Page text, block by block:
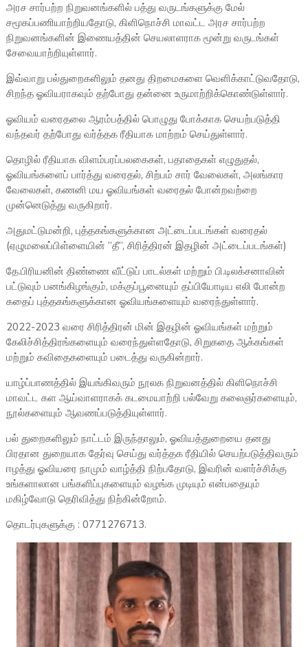
அரச சார்பற்ற நிறுவனங்களில் பத்து வருடங்களுக்கு மேல்
சமூகப்பணியாற்றியதோடு, கிளிநொச்சி மாவட்ட அரச சார்பற்ற
நிறுவனங்களின் இணையத்தின் செயலாளராக மூன்று வருடங்கள்
சேவையாற்றியுள்ளார்.
இவ்வாறு பல்துறைகளிலும் தனது திறமைகளை வெளிக்காட்டுவதோடு,
சிறந்த ஓவியராகவும் தற்போது தன்னை உருமாற்றிக்கொண்டுள்ளார்.
ஓவியம் வரைதலை ஆரம்பத்தில் பொழுது போக்காக செயற்படுத்தி
வந்தவர் தற்போது வர்த்தக ரீதியாக மாற்றம் செய்துள்ளார்.
தொழில் ரீதியாக விளம்பரப்பலகைகள், பதாதைகள் எழுதுதல்,
ஓவியங்களைப் பார்த்து வரைதல், சிற்பம் சார் வேலைகள், அலங்கார
வேலைகள், கணனி மய ஓவியங்கள் வரைதல் போன்றவற்றை
முன்னெடுத்து வருகிறார்.
அதுமட்டுமன்றி, புத்தகங்களுக்கான அட்டைப்படங்கள் வரைதல்
(ஏழுமலைப்பிள்ளையின் ”தீ”, சிரித்திரன் இதழின் அட்டைப்படங்கள்)
தே.பிரியனின் திண்ணை வீட்டுப் பாடல்கள் மற்றும் பி.டிலக்சனாவின்
பட்டுவும் பனங்கிழங்கும், மக்குப்பூனையும் தப்பியோடிய எலி போன்ற
கதைப் புத்தகங்களுக்கான ஓவியங்களையும் வரைந்துள்ளார்.
2022-2023 வரை சிரித்திரன் மின் இதழின் ஓவியங்கள் மற்றும்
கேலிச்சித்திரங்களையும் வரைந்துள்ளதோடு, சிறுகதை ஆக்கங்கள்
மற்றும் கவிதைகளையும் படைத்து வருகின்றார்.
யாழ்ப்பாணத்தில் இயங்கிவரும் நூலக நிறுவனத்தில் கிளிநொச்சி
மாவட்ட கள ஆய்வாளராகக் கடமையாற்றி பல்வேறு கலைஞர்களையும்,
நூல்களையும் ஆவணப்படுத்தியுள்ளார்.
பல் துறைகளிலும் நாட்டம் இருந்தாலும், ஓவியத்துறையை தனது
பிரதான துறையாக தேர்வு செய்து வர்த்தக ரீதியில் செயற்படுத்திவரும்
ஈழத்து ஓவியரை நாமும் வாழ்த்தி நிற்பதோடு, இவரின் வளர்ச்சிக்கு
உங்களாலான பங்களிப்புகளையும் வழங்க முடியும் என்பதையும்
மகிழ்வோடு தெரிவித்து நிற்கின்றோம்.
தொடர்புகளுக்கு : 0771276713.